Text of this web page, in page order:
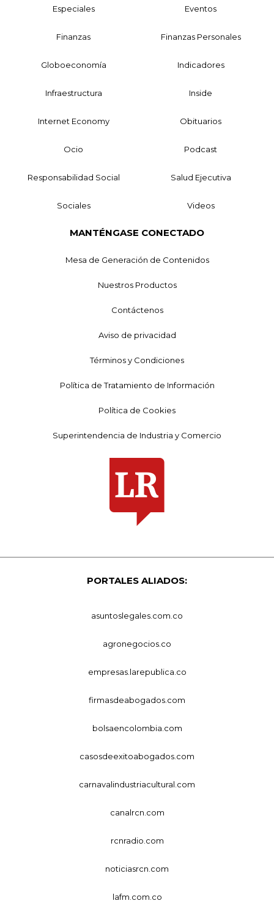
Especiales Eventos
Finanzas Finanzas Personales
Globoeconomía Indicadores
Infraestructura Inside
Internet Economy Obituarios
Ocio Podcast
Responsabilidad Social Salud Ejecutiva
Sociales Videos
MANTÉNGASE CONECTADO
Mesa de Generación de Contenidos
Nuestros Productos
Contáctenos
Aviso de privacidad
Términos y Condiciones
Política de Tratamiento de Información
Política de Cookies
Superintendencia de Industria y Comercio
PORTALES ALIADOS:
asuntoslegales.com.co
agronegocios.co
empresas.larepublica.co
firmasdeabogados.com
bolsaencolombia.com
casosdeexitoabogados.com
carnavalindustriacultural.com
canalrcn.com
rcnradio.com
noticiasrcn.com
lafm.com.co